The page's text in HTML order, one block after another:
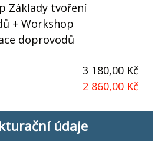
Základy tvoření
+ Workshop
doprovodů
3 180,00 Kč
2 860,00 Kč
údaje